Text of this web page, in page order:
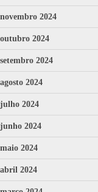
novembro 2024
outubro 2024
setembro 2024
agosto 2024
julho 2024
junho 2024
maio 2024
abril 2024